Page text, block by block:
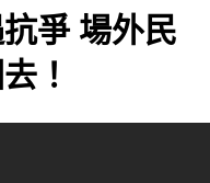
爭 場外民
！